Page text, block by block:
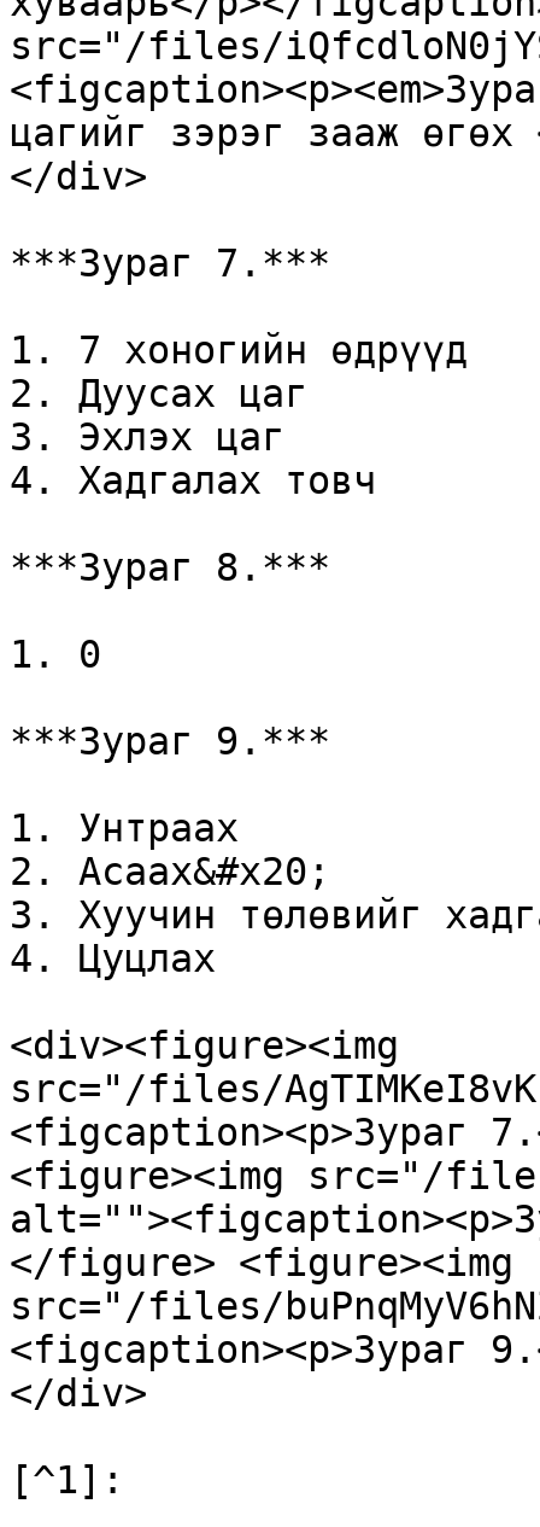
src="/files/
цагийг зэрэг зааж
</div>
***Зураг 7.***
1. 7 хоногийн өдрүүд
2. Дуусах цаг
3. Эхлэх цаг
4. Хадгалах товч
***Зураг 8.***
1. 0
***Зураг 9.***
1. Унтраах
2. Асаах&#x20;
3. Хуучин төлөвийг
4. Цуцлах
<div><figure><img
src="/files/
<figcaption><p>Зураг
<figure><img src="/files/
</figure> <figure><img
src="/files/
<figcaption><p>Зураг
</div>